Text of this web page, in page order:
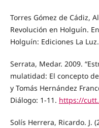
Torres Gómez de Cádiz,
Revolución en Holguín.
Holguín: Ediciones La Luz.
Serrata, Medar. 2009.
mulatidad: El concepto
y Tomás Hernández
Diálogo: 1-11. https://
Solís Herrera, Ricardo. J.